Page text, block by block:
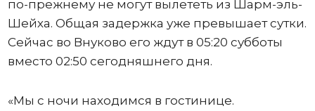
по-прежнему не могут вылететь из Шарм-эль-
Шейха. Общая задержка уже превышает сутки.
Сейчас во Внуково его ждут в 05:20 субботы
вместо 02:50 сегодняшнего дня.
«Мы с ночи находимся в гостинице.